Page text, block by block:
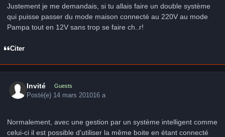
Justement je me demandais, si tu allais faire un double système
qui puisse passer du mode maison connecté au 220V au mode
Pampa tout en 12V sans trop se faire ch..r!
Citer
Invité Guests
Posté(e) 14 mars 201016 a
Normalement, avec une gestion par un système intelligent comme
celui-ci il est possible d'utiliser la même boite en étant connecté